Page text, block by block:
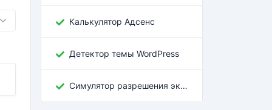
Калькулятор Адсенс
Детектор темы WordPress
Симулятор разрешения экрана